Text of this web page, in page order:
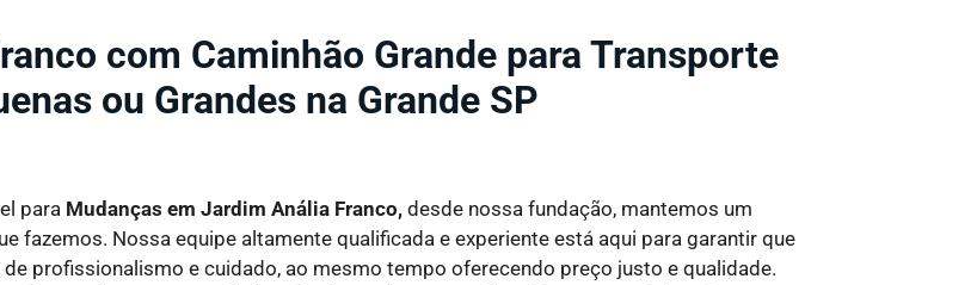
com Caminhão Grande para Transporte
ou Grandes na Grande SP
paraMudanças em Jardim Anália Franco,desde nossa fundação, mantemos um
fazemos. Nossa equipe altamente qualificada e experiente está aqui para garantir que
profissionalismo e cuidado, ao mesmo tempo oferecendo preço justo e qualidade.